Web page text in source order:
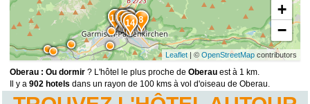
15 14
13
12
1110
9 8
+
−
Leaflet| © OpenStreetMapcontributors
Oberau : Ou dormir ? L'hôtel le plus proche deOberau est à 1 km.
Il y a902 hotels dans un rayon de 100 kms à vol d'oiseau de Oberau.